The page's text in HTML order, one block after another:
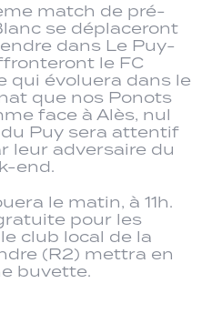
match de pré-
se déplaceront
dans Le Puy-
le FC
qui évoluera dans le
que nos Ponots
face à Alès, nul
Puy sera attentif
leur adversaire du
end.
le matin, à 11h.
pour les
club local de la
(R2) mettra en
buvette.